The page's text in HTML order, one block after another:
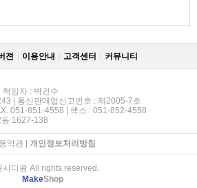
젼 이용안내 고객센터 커뮤니티
임자 : 박건수
| 통신판매업신고번호 : 제2005-7호
051-851-4558 | 팩스 : 051-852-4558
1627-138
약관| 개인정보처리방침
디왕 All rights reserved.
MakeShop